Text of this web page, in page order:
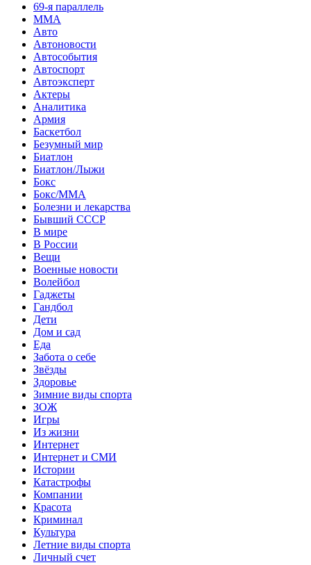
69-я параллель
MMA
Авто
Автоновости
Автособытия
Автоспорт
Автоэксперт
Актеры
Аналитика
Армия
Баскетбол
Безумный мир
Биатлон
Биатлон/Лыжи
Бокс
Бокс/MMA
Болезни и лекарства
Бывший СССР
В мире
В России
Вещи
Военные новости
Волейбол
Гаджеты
Гандбол
Дети
Дом и сад
Еда
Забота о себе
Звёзды
Здоровье
Зимние виды спорта
ЗОЖ
Игры
Из жизни
Интернет
Интернет и СМИ
Истории
Катастрофы
Компании
Красота
Криминал
Культура
Летние виды спорта
Личный счет